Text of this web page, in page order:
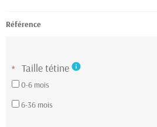
Référence
* Taille tétine info
0-6 mois
6-36 mois